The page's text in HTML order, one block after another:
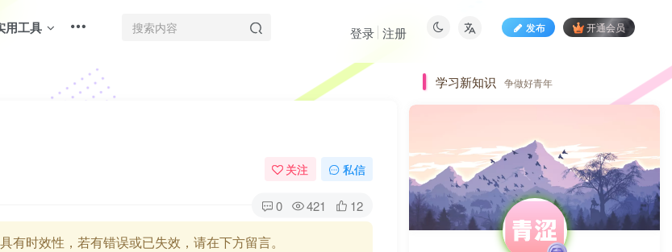
用工具 发布 开通会员
登录 注册
关注 私信
0 421 12
有时效性，若有错误或已失效，请在下方留言。
学习新知识 争做好青年